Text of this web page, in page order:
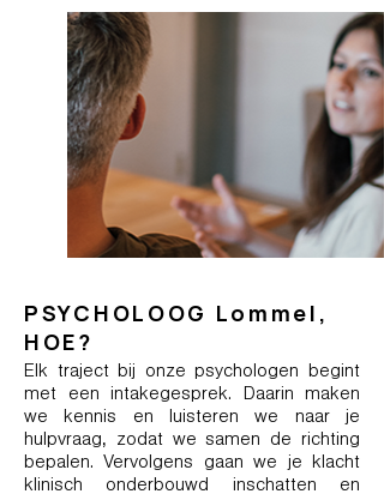
PSYCHOLOOG Lommel,
HOE?
Elk traject bij onze psychologen begint
met een intakegesprek. Daarin maken
we kennis en luisteren we naar je
hulpvraag, zodat we samen de richting
bepalen. Vervolgens gaan we je klacht
klinisch onderbouwd inschatten en